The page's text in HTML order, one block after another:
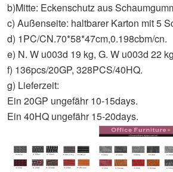
b)Mitte: Eckenschutz aus
c) Außenseite: haltbarer Karton mit 5
d) 1PC/CN.70*58*47cm,0.198cbm/cn.
e) N. W u003d 19 kg, G. W u003d 22 kg
f) 136pcs/20GP, 328PCS/40HQ.
g) Lieferzeit:
Ein 20GP ungefähr 10-15days.
Ein 40HQ ungefähr 15-20days.